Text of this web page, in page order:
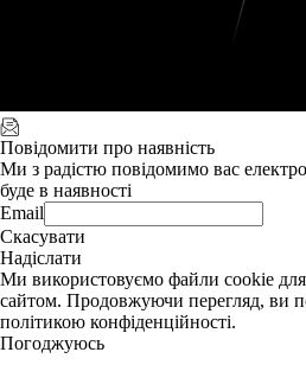
Повідомити про наявність
Ми з радістю повідомимо вас
буде в наявності
Email
Скасувати
Надіслати
Ми використовуємо файли cookie для
сайтом. Продовжуючи перегляд, ви
політикою конфіденційності.
Погоджуюсь